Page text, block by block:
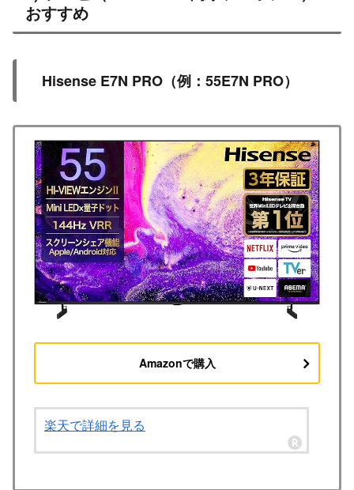
おすすめ
Hisense E7N PRO（例：55E7N PRO）
Amazonで購入
楽天で詳細を見る